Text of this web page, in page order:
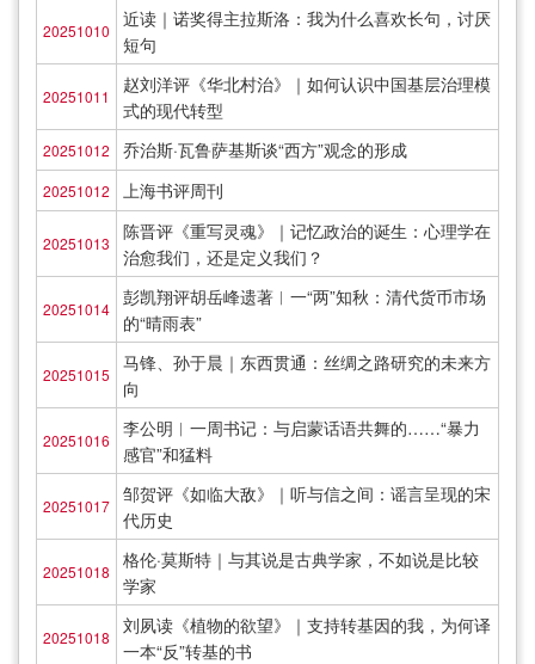
20251010
近读｜诺奖得主拉斯洛：我为什么喜欢长句，讨厌
短句
20251011
赵刘洋评《华北村治》｜如何认识中国基层治理模
式的现代转型
20251012 乔治斯·瓦鲁萨基斯谈“西方”观念的形成
20251012 上海书评周刊
20251013
陈晋评《重写灵魂》｜记忆政治的诞生：心理学在
治愈我们，还是定义我们？
20251014
彭凯翔评胡岳峰遗著︱一“两”知秋：清代货币市场
的“晴雨表”
20251015
马锋、孙于晨｜东西贯通：丝绸之路研究的未来方
向
20251016
李公明︱一周书记：与启蒙话语共舞的……“暴力
感官”和猛料
20251017
邹贺评《如临大敌》｜听与信之间：谣言呈现的宋
代历史
20251018
格伦·莫斯特｜与其说是古典学家，不如说是比较
学家
20251018
刘夙读《植物的欲望》｜支持转基因的我，为何译
一本“反”转基的书